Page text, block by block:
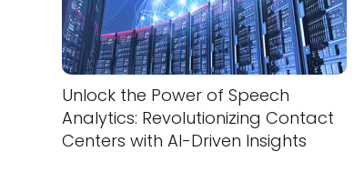
Unlock the Power of Speech
Analytics: Revolutionizing Contact
Centers with AI-Driven Insights